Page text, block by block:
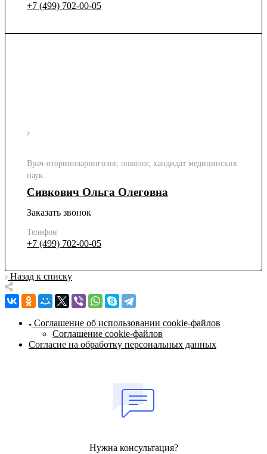
+7 (499) 702-00-05
Врач-оториноларинголог, онколог, кандидат медицинских
наук.
Сивкович Ольга Олеговна
Заказать звонок
Телефон
+7 (499) 702-00-05
Назад к списку
Соглашение об использовании cookie-файлов
Соглашение cookie-файлов
Согласие на обработку персональных данных
Нужна консультация?